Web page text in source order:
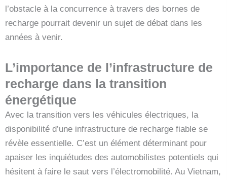
l’obstacle à la concurrence à travers des bornes de
recharge pourrait devenir un sujet de débat dans les
années à venir.
L’importance de l’infrastructure de
recharge dans la transition
énergétique
Avec la transition vers les véhicules électriques, la
disponibilité d’une infrastructure de recharge fiable se
révèle essentielle. C’est un élément déterminant pour
apaiser les inquiétudes des automobilistes potentiels qui
hésitent à faire le saut vers l’électromobilité. Au Vietnam,